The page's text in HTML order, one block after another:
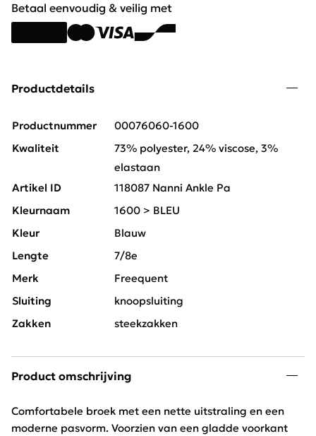
Betaal eenvoudig & veilig met
Productdetails
Productnummer
00076060-1600
Kwaliteit
73% polyester, 24% viscose, 3%
elastaan
Artikel ID
118087 Nanni Ankle Pa
Kleurnaam
1600 > BLEU
Kleur
Blauw
Lengte
7/8e
Merk
Freequent
Sluiting
knoopsluiting
Zakken
steekzakken
Product omschrijving
Comfortabele broek met een nette uitstraling en een
moderne pasvorm. Voorzien van een gladde voorkant